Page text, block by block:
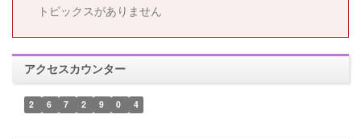
トピックスがありません
アクセスカウンター
2 6 7 2 9 0 4